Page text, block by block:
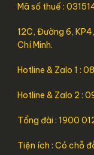
Mã số thuế :
12C, Đường 6,
Chí Minh.
Hotline & Zalo 1 :
Hotline & Zalo 2 :
Tổng đài : 1900
Tiện ích : Có chỗ